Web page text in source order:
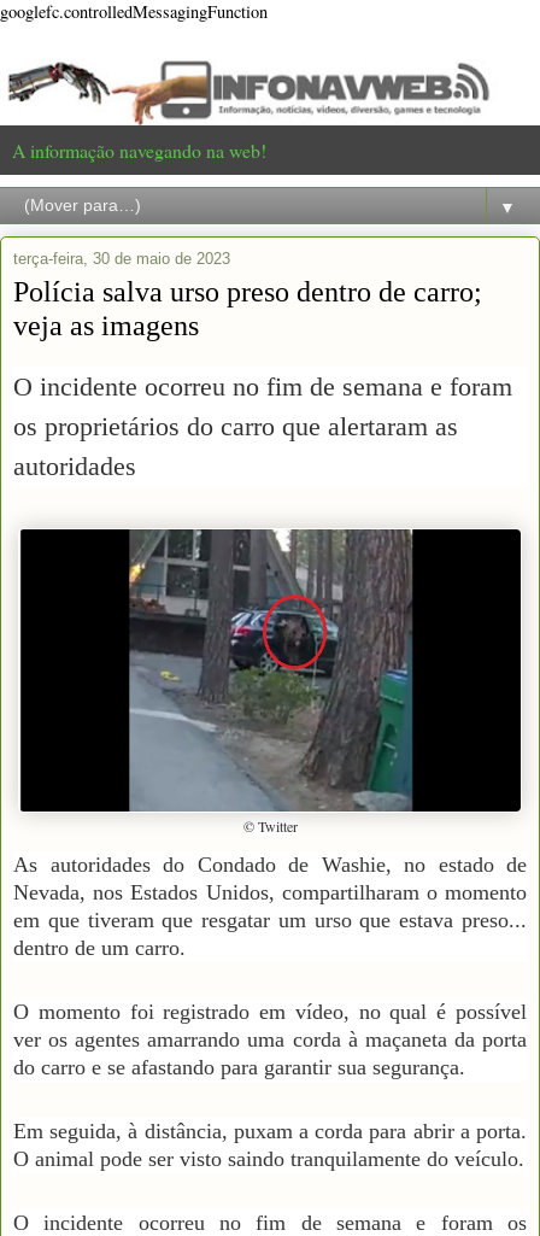
googlefc.controlledMessagingFunction
A informação navegando na web!
▼
terça-feira, 30 de maio de 2023
Polícia salva urso preso dentro de carro;
veja as imagens
O incidente ocorreu no fim de semana e foram
os proprietários do carro que alertaram as
autoridades
© Twitter
As autoridades do Condado de Washie, no estado de
Nevada, nos Estados Unidos, compartilharam o momento
em que tiveram que resgatar um urso que estava preso...
dentro de um carro.
O momento foi registrado em vídeo, no qual é possível
ver os agentes amarrando uma corda à maçaneta da porta
do carro e se afastando para garantir sua segurança.
Em seguida, à distância, puxam a corda para abrir a porta.
O animal pode ser visto saindo tranquilamente do veículo.
O incidente ocorreu no fim de semana e foram os